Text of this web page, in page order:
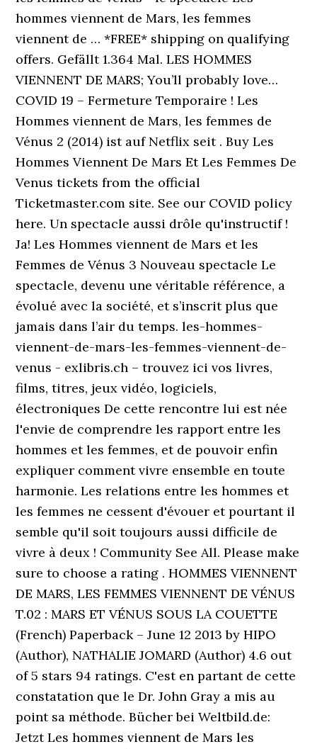
hommes viennent de Mars, les femmes
viennent de … *FREE* shipping on qualifying
offers. Gefällt 1.364 Mal. LES HOMMES
VIENNENT DE MARS; You’ll probably love…
COVID 19 – Fermeture Temporaire ! Les
Hommes viennent de Mars, les femmes de
Vénus 2 (2014) ist auf Netflix seit . Buy Les
Hommes Viennent De Mars Et Les Femmes De
Venus tickets from the official
Ticketmaster.com site. See our COVID policy
here. ‎Un spectacle aussi drôle qu'instructif !
Ja! Les Hommes viennent de Mars et les
Femmes de Vénus 3 Nouveau spectacle Le
spectacle, devenu une véritable référence, a
évolué avec la société, et s’inscrit plus que
jamais dans l’air du temps. les-hommes-
viennent-de-mars-les-femmes-viennent-de-
venus - exlibris.ch – trouvez ici vos livres,
films, titres, jeux vidéo, logiciels,
électroniques De cette rencontre lui est née
l'envie de comprendre les rapport entre les
hommes et les femmes, et de pouvoir enfin
expliquer comment vivre ensemble en toute
harmonie. Les relations entre les hommes et
les femmes ne cessent d'évouer et pourtant il
semble qu'il soit toujours aussi difficile de
vivre à deux ! Community See All. Please make
sure to choose a rating . HOMMES VIENNENT
DE MARS, LES FEMMES VIENNENT DE VÉNUS
T.02 : MARS ET VÉNUS SOUS LA COUETTE
(French) Paperback – June 12 2013 by HIPO
(Author), NATHALIE JOMARD (Author) 4.6 out
of 5 stars 94 ratings. C'est en partant de cette
constatation que le Dr. John Gray a mis au
point sa méthode. Bücher bei Weltbild.de:
Jetzt Les hommes viennent de Mars les